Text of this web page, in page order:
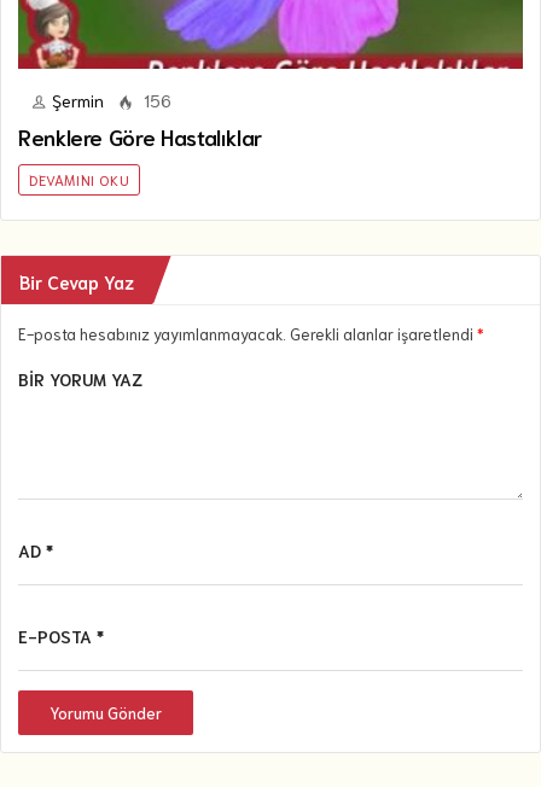
Şermin 156
Renklere Göre Hastalıklar
DEVAMINI OKU
Bir Cevap Yaz
E-posta hesabınız yayımlanmayacak. Gerekli alanlar işaretlendi *
BIR YORUM YAZ
AD *
E-POSTA *
Yorumu Gönder